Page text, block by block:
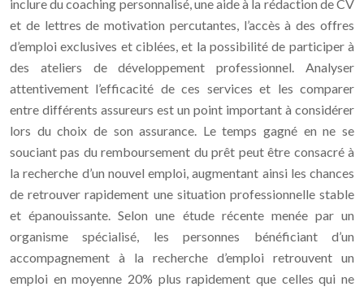
inclure du coaching personnalisé, une aide à la rédaction de CV
et de lettres de motivation percutantes, l’accès à des offres
d’emploi exclusives et ciblées, et la possibilité de participer à
des ateliers de développement professionnel. Analyser
attentivement l’efficacité de ces services et les comparer
entre différents assureurs est un point important à considérer
lors du choix de son assurance. Le temps gagné en ne se
souciant pas du remboursement du prêt peut être consacré à
la recherche d’un nouvel emploi, augmentant ainsi les chances
de retrouver rapidement une situation professionnelle stable
et épanouissante. Selon une étude récente menée par un
organisme spécialisé, les personnes bénéficiant d’un
accompagnement à la recherche d’emploi retrouvent un
emploi en moyenne 20% plus rapidement que celles qui ne